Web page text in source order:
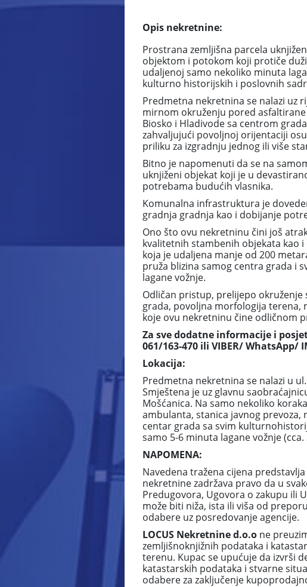
Opis nekretnine:
Prostrana zemljišna parcela
objektom i potokom koji protiče
udaljenoj samo nekoliko minuta
kulturno historijskih i poslovnih
Predmetna nekretnina se nalazi uz
mirnom okruženju pored asfaltirane
Biosko i Hladivode sa centrom
zahvaljujući povoljnoj orijentaciji
priliku za izgradnju jednog ili više
Bitno je napomenuti da se na
uknjiženi objekat koji je u
potrebama budućih vlasnika.
Komunalna infrastruktura je
gradnja gradnja kao i dobijanje
Ono što ovu nekretninu čini još
kvalitetnih stambenih objekata kao
koja je udaljena manje od 200
pruža blizina samog centra grada i
lagane vožnje.
Odličan pristup, prelijepo okruženje
grada, povoljna morfologija terena,
koje ovu nekretninu čine odličnom
Za sve dodatne informacije i
061/163-470 ili VIBER/ WhatsApp/
Lokacija:
Predmetna nekretnina se nalazi u
Smještena je uz glavnu
Mošćanica. Na samo nekoliko
ambulanta, stanica javnog
centar grada sa svim
samo 5-6 minuta lagane vožnje
NAPOMENA:
Navedena tražena cijena
nekretnine zadržava pravo da u
Predugovora, Ugovora o zakupu ili
može biti niža, ista ili viša od
odabere uz posredovanje agencije.
LOCUS Nekretnine d.o.o ne
zemljišnoknjižnih podataka i
terenu. Kupac se upućuje da izvrši
katastarskih podataka i stvarne
odabere za zaključenje